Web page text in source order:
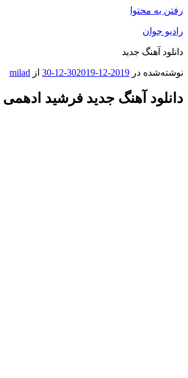
رفتن به محتوا
رادیو جوان
دانلود آهنگ جدید
نوشته‌شده در 2019-12-30
2019-12-30 از milad
دانلود آهنگ جدید فرشید ادهمی